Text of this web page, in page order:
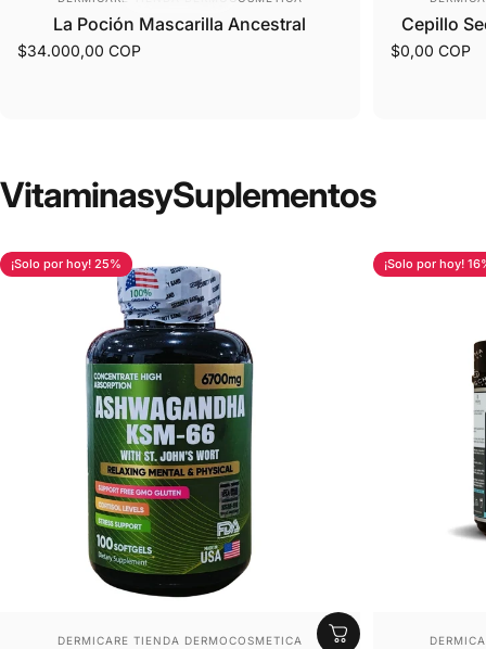
La Poción Mascarilla Ancestral
$34.000,00 COP
Cepillo
$0,00 COP
VitaminasySuplementos
¡Solo por hoy! 25%
Proveedor:
DERMICARE TIENDA DERMOCOSMETICA
¡Solo por hoy!